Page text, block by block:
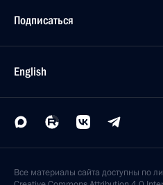
Подписаться
English
Все материалы сайта доступны по